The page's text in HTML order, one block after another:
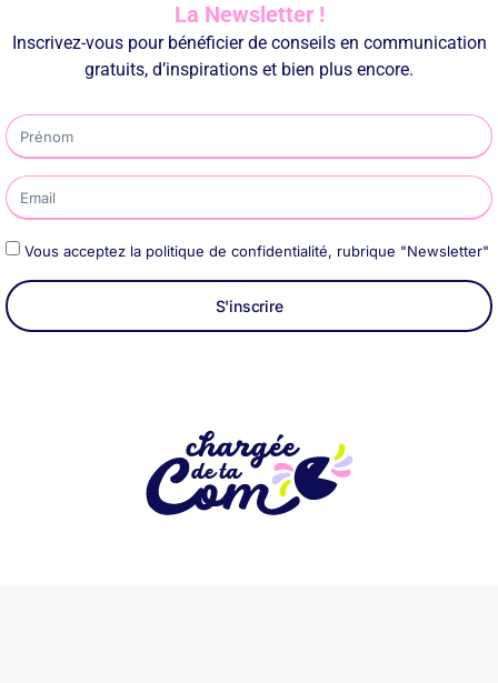
La Newsletter !
Inscrivez-vous pour bénéficier de conseils en communication
gratuits, d’inspirations et bien plus encore.
Vous acceptez la politique de confidentialité, rubrique "Newsletter"
S'inscrire